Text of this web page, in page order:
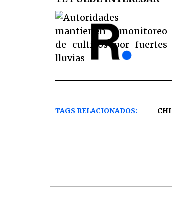
TAGS RELACIONADOS: